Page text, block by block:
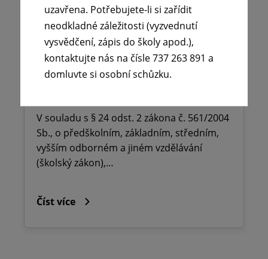
🪧Oznámení o udělení ředitelského
volna na ZŠ dr. Milady Horákové
Kopřivnice, Obránců míru 369 okres
Nový Jičín.
V souladu s § 24 odst. 2 zákona č. 561/2004
Sb., o předškolním, základním, středním,
vyšším odborném a jiném vzdělávání
(školský zákon),…
Číst více
uzavřena. Potřebujete-li si zařídit
neodkladné záležitosti (vyzvednutí
vysvědčení, zápis do školy apod.),
kontaktujte nás na čísle 737 263 891 a
domluvte si osobní schůzku.